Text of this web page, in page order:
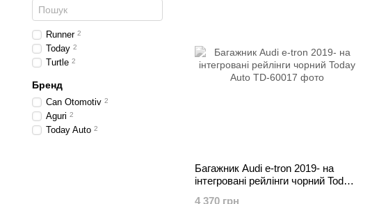
Багажник Audi e-tron 2019- на
інтегровані рейлінги чорний Today
4 370 грн
Runner 2
Today 2
Turtle 2
Бренд
Can Otomotiv 2
Aguri 2
Today Auto 2